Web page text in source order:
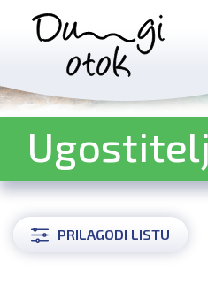
Preskoči na sadržaj
PRILAGODI LISTU